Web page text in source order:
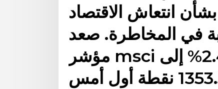
انتعاش الاقتصاد
في المخاطرة. صعد
مؤشر msci للأسواق الناشئة بنسبة 2.4% إلى
نقطة أول أمس